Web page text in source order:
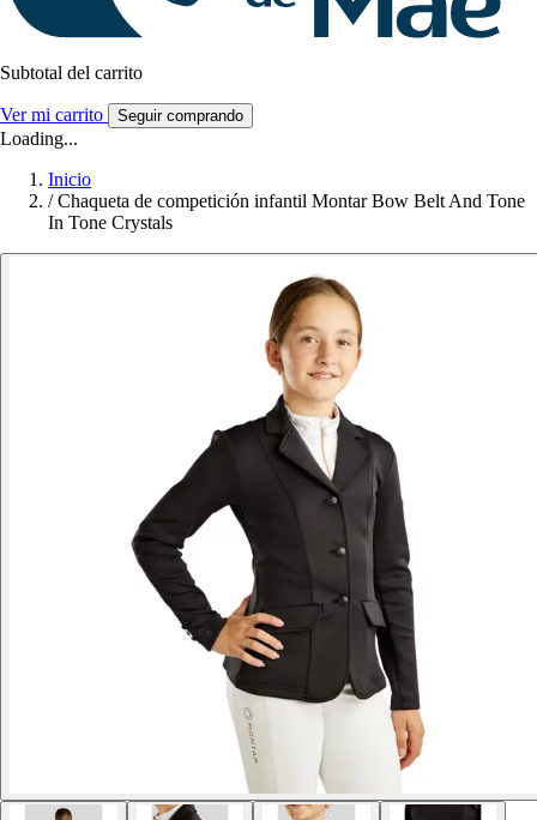
Subtotal del carrito
Ver mi carrito Seguir comprando
Loading...
Inicio
/ Chaqueta de competición infantil Montar Bow Belt And Tone
In Tone Crystals